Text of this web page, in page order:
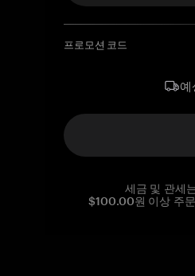
프로모션 코드
예
세금 및 관세
$100.00원 이상 주